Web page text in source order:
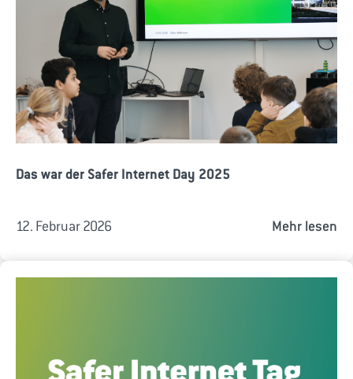
Das war der Safer Internet Day 2025
12. Februar 2026 Mehr lesen